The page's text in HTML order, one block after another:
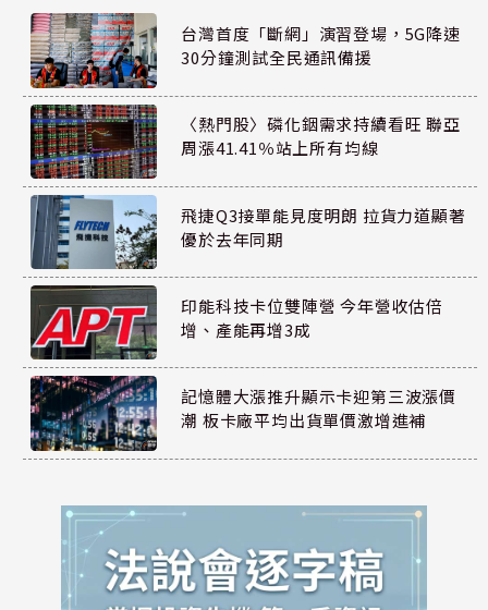
台灣首度「斷網」演習登場，5G降速
30分鐘測試全民通訊備援
〈熱門股〉磷化銦需求持續看旺 聯亞
周漲41.41％站上所有均線
飛捷Q3接單能見度明朗 拉貨力道顯著
優於去年同期
印能科技卡位雙陣營 今年營收估倍
增、產能再增3成
記憶體大漲推升顯示卡迎第三波漲價
潮 板卡廠平均出貨單價激增進補